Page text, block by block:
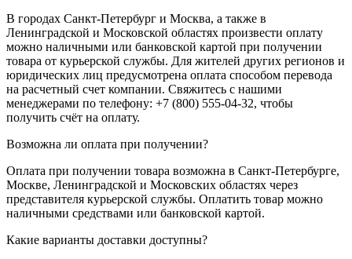
В городах Санкт-Петербург и Москва, а также в
Ленинградской и Московской областях произвести оплату
можно наличными или банковской картой при получении
товара от курьерской службы. Для жителей других регионов и
юридических лиц предусмотрена оплата способом перевода
на расчетный счет компании. Свяжитесь с нашими
менеджерами по телефону: +7 (800) 555-04-32, чтобы
получить счёт на оплату.
Возможна ли оплата при получении?
Оплата при получении товара возможна в Санкт-Петербурге,
Москве, Ленинградской и Московских областях через
представителя курьерской службы. Оплатить товар можно
наличными средствами или банковской картой.
Какие варианты доставки доступны?